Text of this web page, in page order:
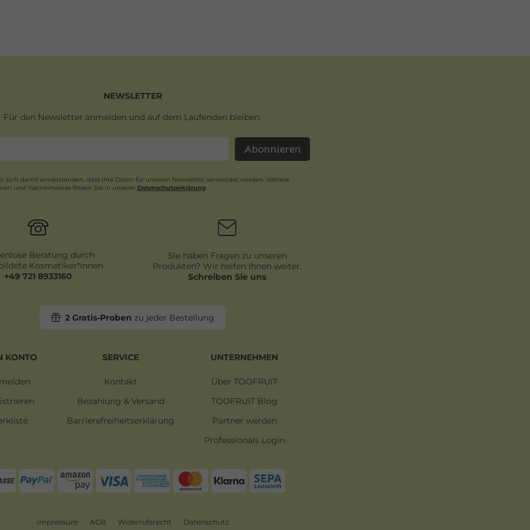
NEWSLETTER
Für den Newsletter anmelden und auf dem Laufenden bleiben.
Abonnieren
sich damit einverstanden, dass Ihre Daten für unseren Newsletter verwendet werden. Weitere
und Warnhinweise finden Sie in unserer Daten­schutz­erklärung
Beratung durch
Kosmetiker*innen
+49 721 8933160
Sie haben Fragen zu unseren
Produkten? Wir helfen Ihnen weiter.
Schreiben Sie uns
2 Gratis-Proben zu jeder Bestellung
KONTO SERVICE
Kontakt
Bezahlung & Versand
Barrierefreiheitserklärung
UNTERNEHMEN
Über TOOFRUIT
TOOFRUIT Blog
Partner werden
Professionals Login
Impressum AGB Widerrufsrecht Datenschutz